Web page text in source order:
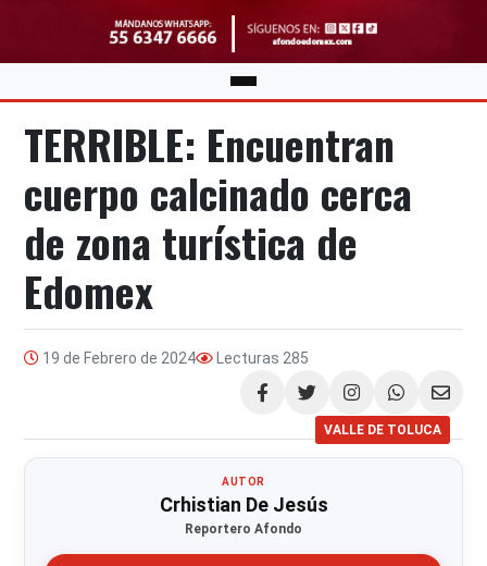
TERRIBLE: Encuentran
cuerpo calcinado cerca
de zona turística de
Edomex
19 de Febrero de 2024 Lecturas 285
Compartir
VALLE DE TOLUCA
AUTOR
Crhistian De Jesús
Reportero Afondo